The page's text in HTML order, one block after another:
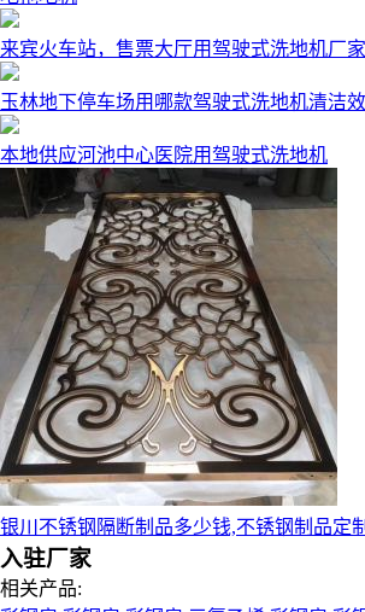
来宾火车站，售票大厅用驾驶式洗地机厂
玉林地下停车场用哪款驾驶式洗地机清洁
本地供应河池中心医院用驾驶式洗地机
银川不锈钢隔断制品多少钱,不锈钢制品定制
入驻厂家
相关产品: